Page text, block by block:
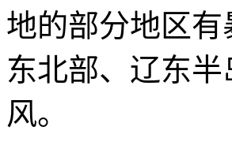
地的部分地区
东北部、辽东
风。